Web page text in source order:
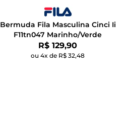
Bermuda Fila Masculina Cinci Ii
F11tn047 Marinho/Verde
Por:
R$ 129,90
ou 4x de R$ 32,48